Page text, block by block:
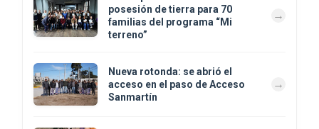
posesión de tierra para 70
familias del programa “Mi
terreno”
Nueva rotonda: se abrió el
acceso en el paso de Acceso
Sanmartín